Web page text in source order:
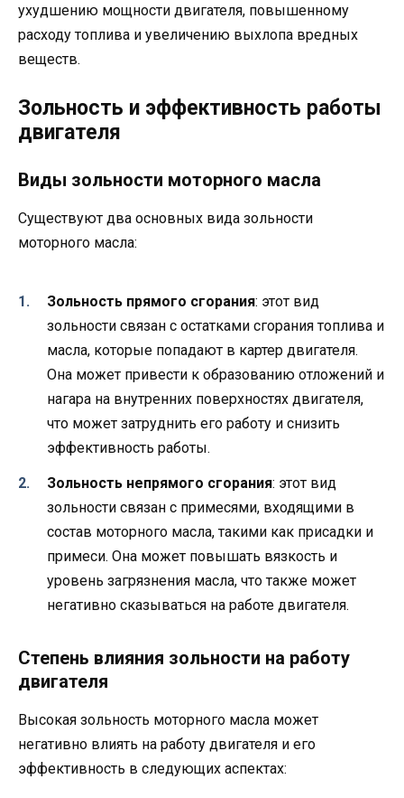
ухудшению мощности двигателя, повышенному
расходу топлива и увеличению выхлопа вредных
веществ.
Зольность и эффективность работы
двигателя
Виды зольности моторного масла
Существуют два основных вида зольности
моторного масла:
Зольность прямого сгорания: этот вид
зольности связан с остатками сгорания топлива и
масла, которые попадают в картер двигателя.
Она может привести к образованию отложений и
нагара на внутренних поверхностях двигателя,
что может затруднить его работу и снизить
эффективность работы.
Зольность непрямого сгорания: этот вид
зольности связан с примесями, входящими в
состав моторного масла, такими как присадки и
примеси. Она может повышать вязкость и
уровень загрязнения масла, что также может
негативно сказываться на работе двигателя.
Степень влияния зольности на работу
двигателя
Высокая зольность моторного масла может
негативно влиять на работу двигателя и его
эффективность в следующих аспектах: